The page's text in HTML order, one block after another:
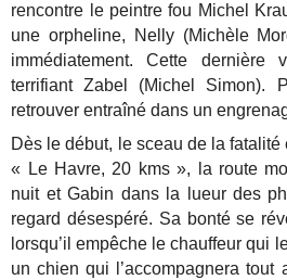
rencontre le peintre fou Michel
une orpheline, Nelly (Michèle
immédiatement. Cette
terrifiant Zabel (Michel Simon).
retrouver entraîné dans un
Dès le début, le sceau de la
« Le Havre, 20 kms », la route
nuit et Gabin dans la lueur des
regard désespéré. Sa bonté se
lorsqu’il empêche le chauffeur qui
un chien qui l’accompagnera tout